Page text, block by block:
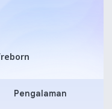
Pengalaman